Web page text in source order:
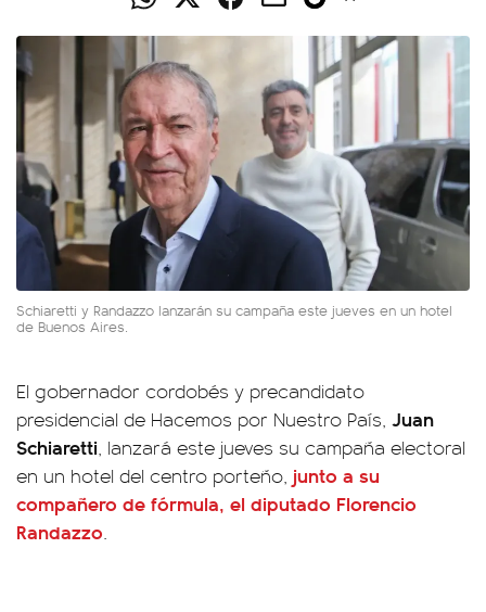
Schiaretti y Randazzo lanzarán su campaña este jueves en un hotel
de Buenos Aires.
El gobernador cordobés y precandidato
presidencial de Hacemos por Nuestro País, Juan
Schiaretti, lanzará este jueves su campaña electoral
en un hotel del centro porteño, junto a su
compañero de fórmula, el diputado Florencio
Randazzo.